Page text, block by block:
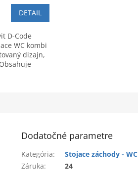
DETAIL
D-Code
WC kombi
dizajn,
Dodatočné parametre
Kategória:
Stojace záchody - WC
Záruka: 24